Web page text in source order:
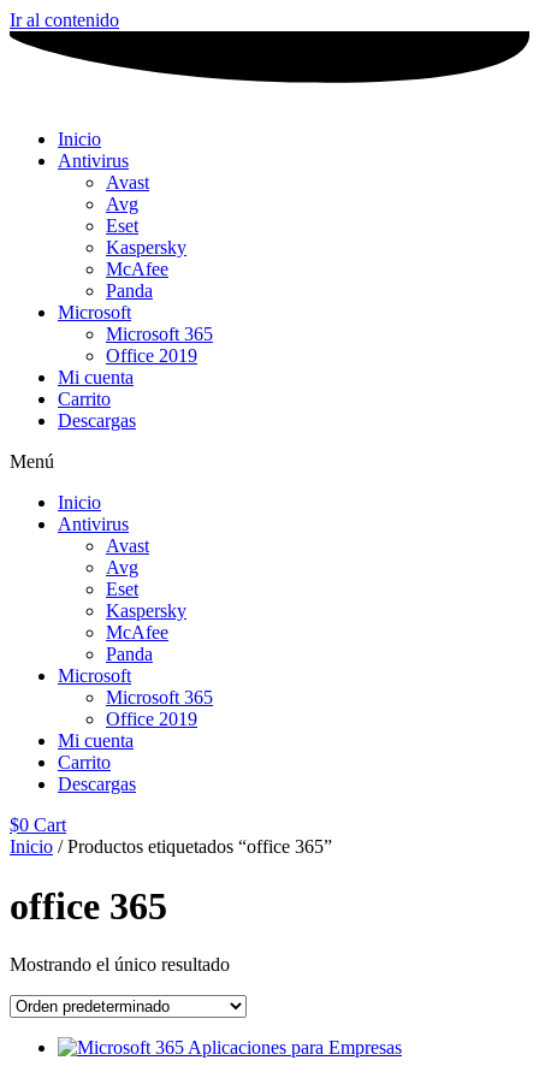
Ir al contenido
Inicio
Antivirus
Avast
Avg
Eset
Kaspersky
McAfee
Panda
Microsoft
Microsoft 365
Office 2019
Mi cuenta
Carrito
Descargas
Menú
Inicio
Antivirus
Avast
Avg
Eset
Kaspersky
McAfee
Panda
Microsoft
Microsoft 365
Office 2019
Mi cuenta
Carrito
Descargas
$0 Cart
Inicio / Productos etiquetados “office 365”
office 365
Mostrando el único resultado